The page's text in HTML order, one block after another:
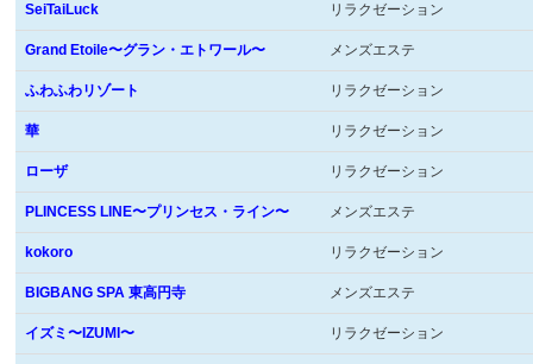
SeiTaiLuck リラクゼーション
Grand Etoile〜グラン・エトワール〜 メンズエステ
ふわふわリゾート リラクゼーション
華 リラクゼーション
ローザ リラクゼーション
PLINCESS LINE〜プリンセス・ライン〜 メンズエステ
kokoro リラクゼーション
BIGBANG SPA 東高円寺 メンズエステ
イズミ〜IZUMI〜 リラクゼーション